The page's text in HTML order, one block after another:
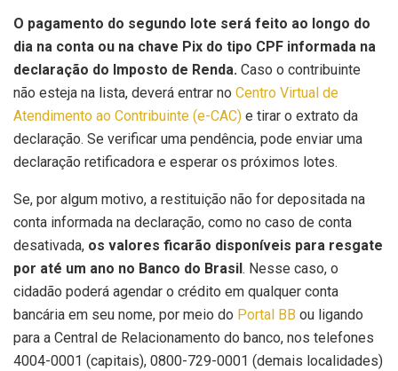
O pagamento do segundo lote será feito ao longo do
dia na conta ou na chave Pix do tipo CPF informada na
declaração do Imposto de Renda. Caso o contribuinte
não esteja na lista, deverá entrar no Centro Virtual de
Atendimento ao Contribuinte (e-CAC) e tirar o extrato da
declaração. Se verificar uma pendência, pode enviar uma
declaração retificadora e esperar os próximos lotes.
Se, por algum motivo, a restituição não for depositada na
conta informada na declaração, como no caso de conta
desativada, os valores ficarão disponíveis para resgate
por até um ano no Banco do Brasil. Nesse caso, o
cidadão poderá agendar o crédito em qualquer conta
bancária em seu nome, por meio do Portal BB ou ligando
para a Central de Relacionamento do banco, nos telefones
4004-0001 (capitais), 0800-729-0001 (demais localidades)